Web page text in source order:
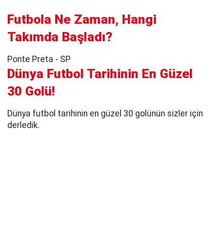
Futbola Ne Zaman, Hangi
Takımda Başladı?
Ponte Preta - SP
Dünya Futbol Tarihinin En Güzel
30 Golü!
Dünya futbol tarihinin en güzel 30 golünün sizler için
derledik.